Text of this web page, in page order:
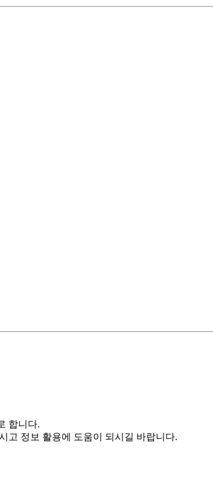
합니다.
고 정보 활용에 도움이 되시길 바랍니다.